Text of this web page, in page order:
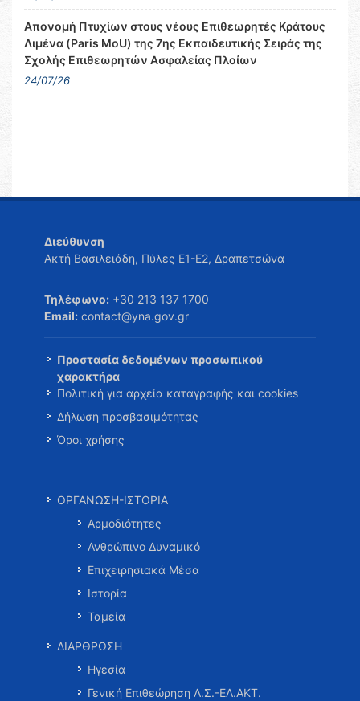
Απονομή Πτυχίων στους νέους Επιθεωρητές Κράτους
Λιμένα (Paris MoU) της 7ης Εκπαιδευτικής Σειράς της
Σχολής Επιθεωρητών Ασφαλείας Πλοίων
24/07/26
Διεύθυνση
Ακτή Βασιλειάδη, Πύλες Ε1-Ε2, Δραπετσώνα
Τηλέφωνο: +30 213 137 1700
Email: contact@yna.gov.gr
Προστασία δεδομένων προσωπικού
χαρακτήρα
Πολιτική για αρχεία καταγραφής και cookies
Δήλωση προσβασιμότητας
Όροι χρήσης
ΟΡΓΑΝΩΣΗ-ΙΣΤΟΡΙΑ
Αρμοδιότητες
Ανθρώπινο Δυναμικό
Επιχειρησιακά Μέσα
Ιστορία
Ταμεία
ΔΙΑΡΘΡΩΣΗ
Ηγεσία
Γενική Επιθεώρηση Λ.Σ.-ΕΛ.ΑΚΤ.